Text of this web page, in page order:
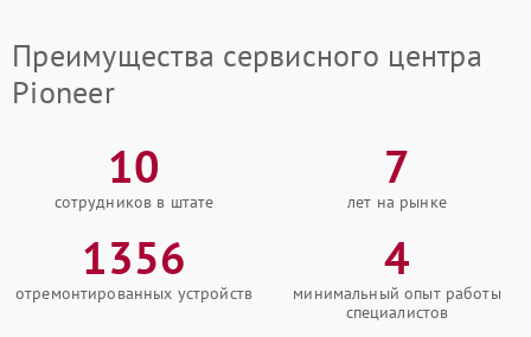
Преимущества сервисного центра
Pioneer
10
сотрудников в штате
7
лет на рынке
1356
отремонтированных устройств
4
минимальный опыт работы
специалистов